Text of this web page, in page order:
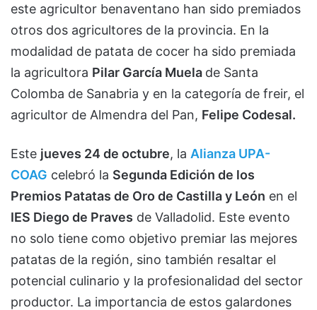
este agricultor benaventano han sido premiados
otros dos agricultores de la provincia. En la
modalidad de patata de cocer ha sido premiada
la agricultora Pilar García Muela de Santa
Colomba de Sanabria y en la categoría de freir, el
agricultor de Almendra del Pan, Felipe Codesal.
Este jueves 24 de octubre, la Alianza UPA-
COAG celebró la Segunda Edición de los
Premios Patatas de Oro de Castilla y León en el
IES Diego de Praves de Valladolid. Este evento
no solo tiene como objetivo premiar las mejores
patatas de la región, sino también resaltar el
potencial culinario y la profesionalidad del sector
productor. La importancia de estos galardones